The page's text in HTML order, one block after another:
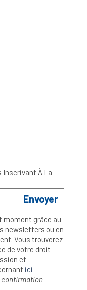
Inscrivant À La
Envoyer
moment grâce au
newsletters ou en
Vous trouverez
de votre droit
et
ici
confirmation